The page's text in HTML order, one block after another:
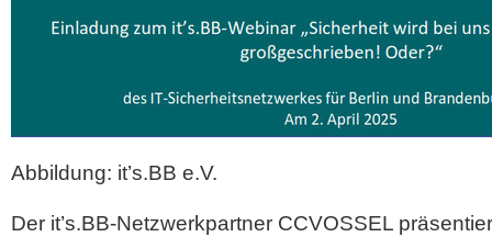
Abbildung: it’s.BB e.V.
Der it’s.BB-Netzwerkpartner CCVOSSEL